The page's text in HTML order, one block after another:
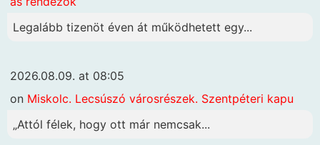
Legalább tizenöt éven át működhetett egy...
2026.08.09. at 08:05
on Miskolc. Lecsúszó városrészek. Szentpéteri kapu
„Attól félek, hogy ott már nemcsak...